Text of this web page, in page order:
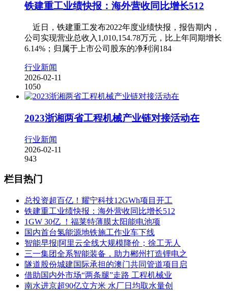
铁建重工业绩快报：海外营收同比增长512
近日，铁建重工发布2022年度业绩快报，报告期内，
公司实现营业总收入1,010,154.78万元，比上年同期增长
6.14%；归属于上市公司股东的净利润184
行业新闻
2026-02-11
1050
2023浙湘两省工程机械产业链对接活动在
行业新闻
2026-02-11
943
栏目热门
总投资超百亿！耀宁科技12GWh项目开工
铁建重工业绩快报：海外营收同比增长512
1GW 30亿 ！福莱特薄膜太阳能电池项
国内首台氢能源地铁施工作业车下线
智能早报|阿里云全线大规模降价；徐工无人
三一集团全系智能装备，助力郴州打造锂电之
隧道股份城建国际承担的澳门共同管道项目启
借助国内外市场“两条腿”走路 工程机械业
南水进京超90亿立方米 水厂日均取水量创